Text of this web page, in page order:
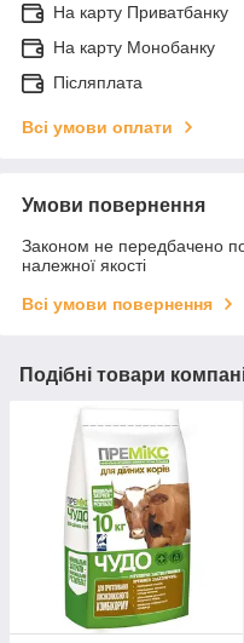
На карту Приватбанку
На карту Монобанку
Післяплата
Всі умови оплати
Умови повернення
Законом не передбачено
належної якості
Всі умови повернення
Подібні товари